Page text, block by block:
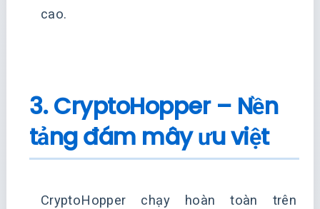
cao.
3. CryptoHopper – Nền
tảng đám mây ưu việt
CryptoHopper chạy hoàn toàn trên